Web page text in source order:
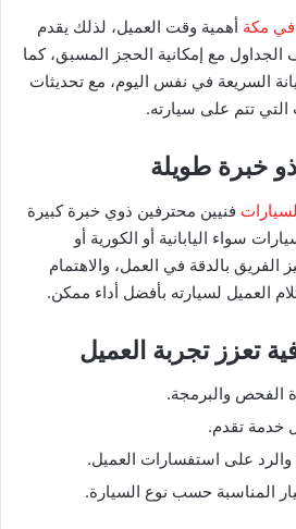
في مكة أهمية وقت العميل، لذلك يقدم
مع إمكانية الحجز المسبق، كما
السريعة في نفس اليوم، مع تحديثات
تتم على سيارته.
خبرة طويلة
فنيين محترفين ذوي خبرة كبيرة
سواء اليابانية أو الكورية أو
الفريق بالدقة في العمل، والاهتمام
العميل لسيارته بأفضل أداء ممكن.
تعزز تجربة العميل
الفحص والبرمجة.
خدمة تقدم.
والرد على استفسارات العميل.
المناسبة حسب نوع السيارة.